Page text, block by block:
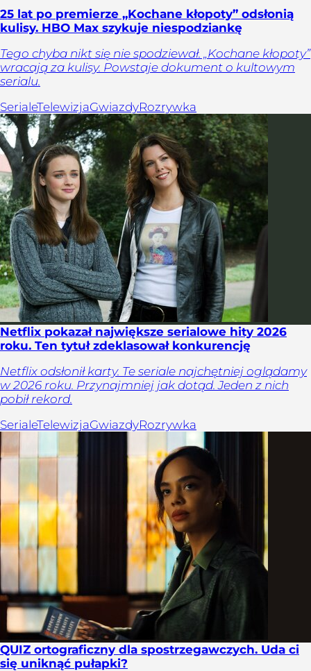
25 lat po premierze „Kochane kłopoty” odsłonią
kulisy. HBO Max szykuje niespodziankę
Tego chyba nikt się nie spodziewał. „Kochane kłopoty”
wracają za kulisy. Powstaje dokument o kultowym
serialu.
SerialeTelewizjaGwiazdyRozrywka
Netflix pokazał największe serialowe hity 2026
roku. Ten tytuł zdeklasował konkurencję
Netflix odsłonił karty. Te seriale najchętniej oglądamy
w 2026 roku. Przynajmniej jak dotąd. Jeden z nich
pobił rekord.
SerialeTelewizjaGwiazdyRozrywka
QUIZ ortograficzny dla spostrzegawczych. Uda ci
się uniknąć pułapki?